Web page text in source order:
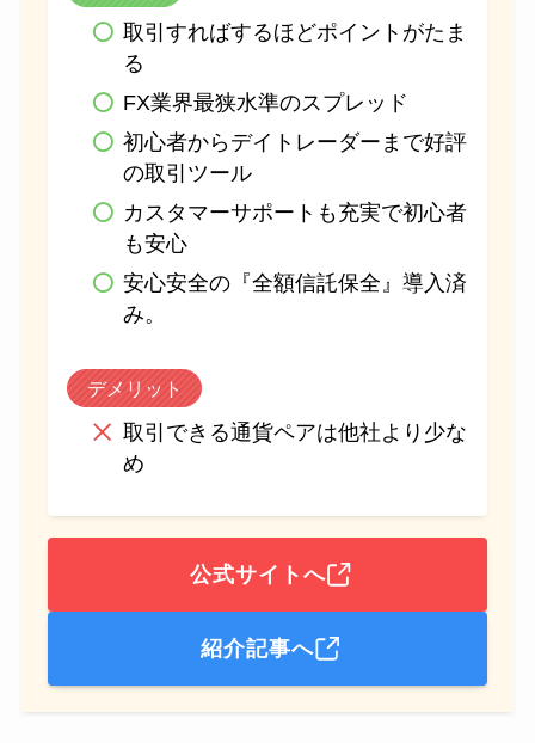
取引すればするほどポイントがたま
る
FX業界最狭水準のスプレッド
初心者からデイトレーダーまで好評
の取引ツール
カスタマーサポートも充実で初心者
も安心
安心安全の『全額信託保全』導入済
み。
デメリット
取引できる通貨ペアは他社より少な
め
公式サイトへ
紹介記事へ